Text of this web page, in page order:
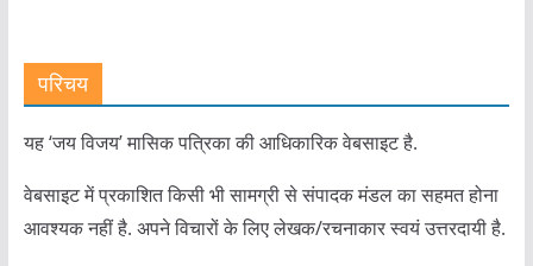
परिचय
यह ‘जय विजय’ मासिक पत्रिका की आधिकारिक वेबसाइट है.
वेबसाइट में प्रकाशित किसी भी सामग्री से संपादक मंडल का सहमत होना
आवश्यक नहीं है. अपने विचारों के लिए लेखक/रचनाकार स्वयं उत्तरदायी है.